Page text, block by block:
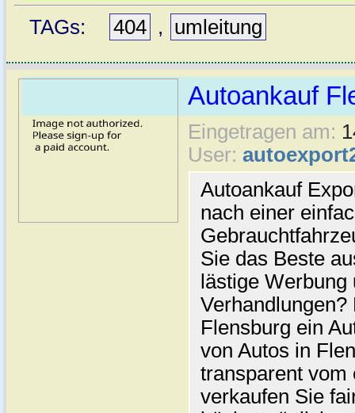
TAGs:
404 , umleitung
Autoankauf
Eingetragen am:
User:
Autoankauf
nach einer
Sie das Beste
lästige
Flensburg ein
von Autos in
transparent vom
verkaufen Sie